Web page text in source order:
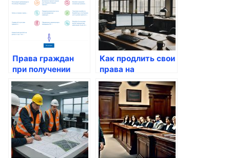
Права граждан
при получении
услуг через
Госуслуги
Как продлить свои
права на
управление
автомобилем
через Госуслуги